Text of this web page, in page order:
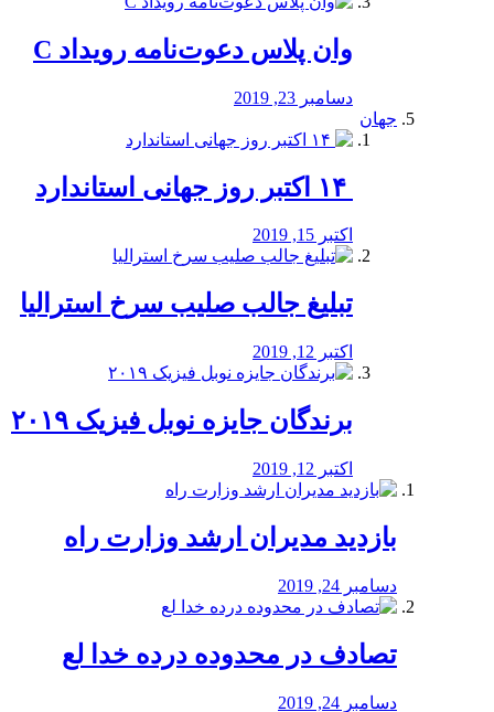
وان پلاس دعوت‌نامه رویداد C
دسامبر 23, 2019
جهان
اکتبر 15, 2019
تبلیغ جالب صلیب سرخ استرالیا
اکتبر 12, 2019
برندگان جایزه نوبل فیزیک ۲۰۱۹
اکتبر 12, 2019
بازدید مدیران ارشد وزارت راه
دسامبر 24, 2019
تصادف در محدوده درده خدا لع
دسامبر 24, 2019